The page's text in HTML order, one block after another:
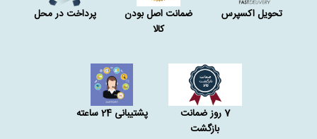
تحویل اکسپرس
ضمانت اصل بودن
کالا
پرداخت در محل
7 روز ضمانت
بازگشت
پشتیبانی 24 ساعته